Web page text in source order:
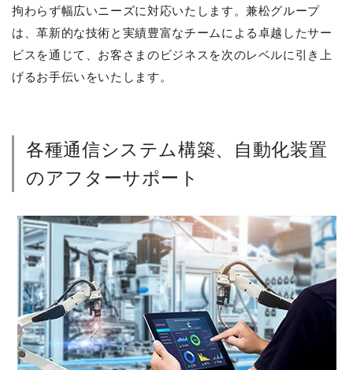
拘わらず幅広いニーズに対応いたします。兼松グループ
は、革新的な技術と実績豊富なチームによる卓越したサー
ビスを通じて、お客さまのビジネスを次のレベルに引き上
げるお手伝いをいたします。
各種通信システム構築、自動化装置
のアフターサポート